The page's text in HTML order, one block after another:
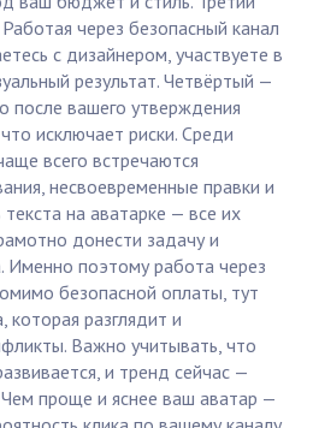
через безопасный канал
с дизайнером, участвуете в
результат. Четвёртый —
после вашего утверждения
исключает риски. Среди
всего встречаются
несвоевременные правки и
на аватарке — все их
донести задачу и
Именно поэтому работа через
безопасной оплаты, тут
которая разглядит и
Важно учитывать, что
и тренд сейчас —
проще и яснее ваш аватар —